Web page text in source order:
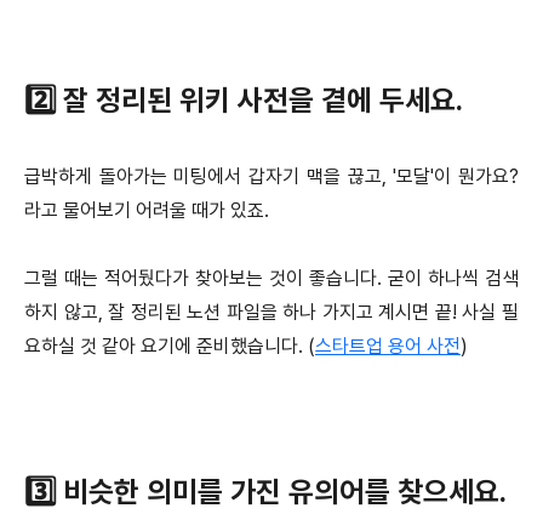
2️⃣ 잘 정리된 위키 사전을 곁에 두세요.
급박하게 돌아가는 미팅에서 갑자기 맥을 끊고, '모달'이 뭔가요?
라고 물어보기 어려울 때가 있죠.
그럴 때는 적어뒀다가 찾아보는 것이 좋습니다. 굳이 하나씩 검색
하지 않고, 잘 정리된 노션 파일을 하나 가지고 계시면 끝! 사실 필
요하실 것 같아 요기에 준비했습니다. (스타트업 용어 사전)
3️⃣ 비슷한 의미를 가진 유의어를 찾으세요.